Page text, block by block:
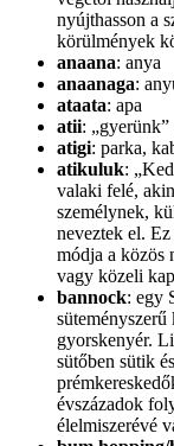
nyújthasson a
körülmények
anaana: anya
anaanaga:
ataata: apa
atii: „gyerünk”
atigi: parka,
atikuluk:
valaki felé,
személynek,
neveztek el.
módja a közös
vagy közeli
bannock: egy
gyorskenyér.
sütőben sütik
évszázadok
élelmiszerévé